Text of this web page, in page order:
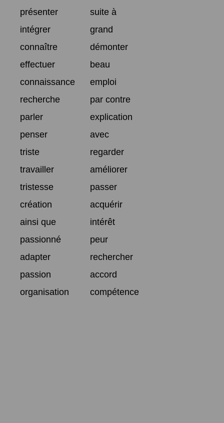
présenter
suite à
intégrer
grand
connaître
démonter
effectuer
beau
connaissance
emploi
recherche
par contre
parler
explication
penser
avec
triste
regarder
travailler
améliorer
tristesse
passer
création
acquérir
ainsi que
intérêt
passionné
peur
adapter
rechercher
passion
accord
organisation
compétence